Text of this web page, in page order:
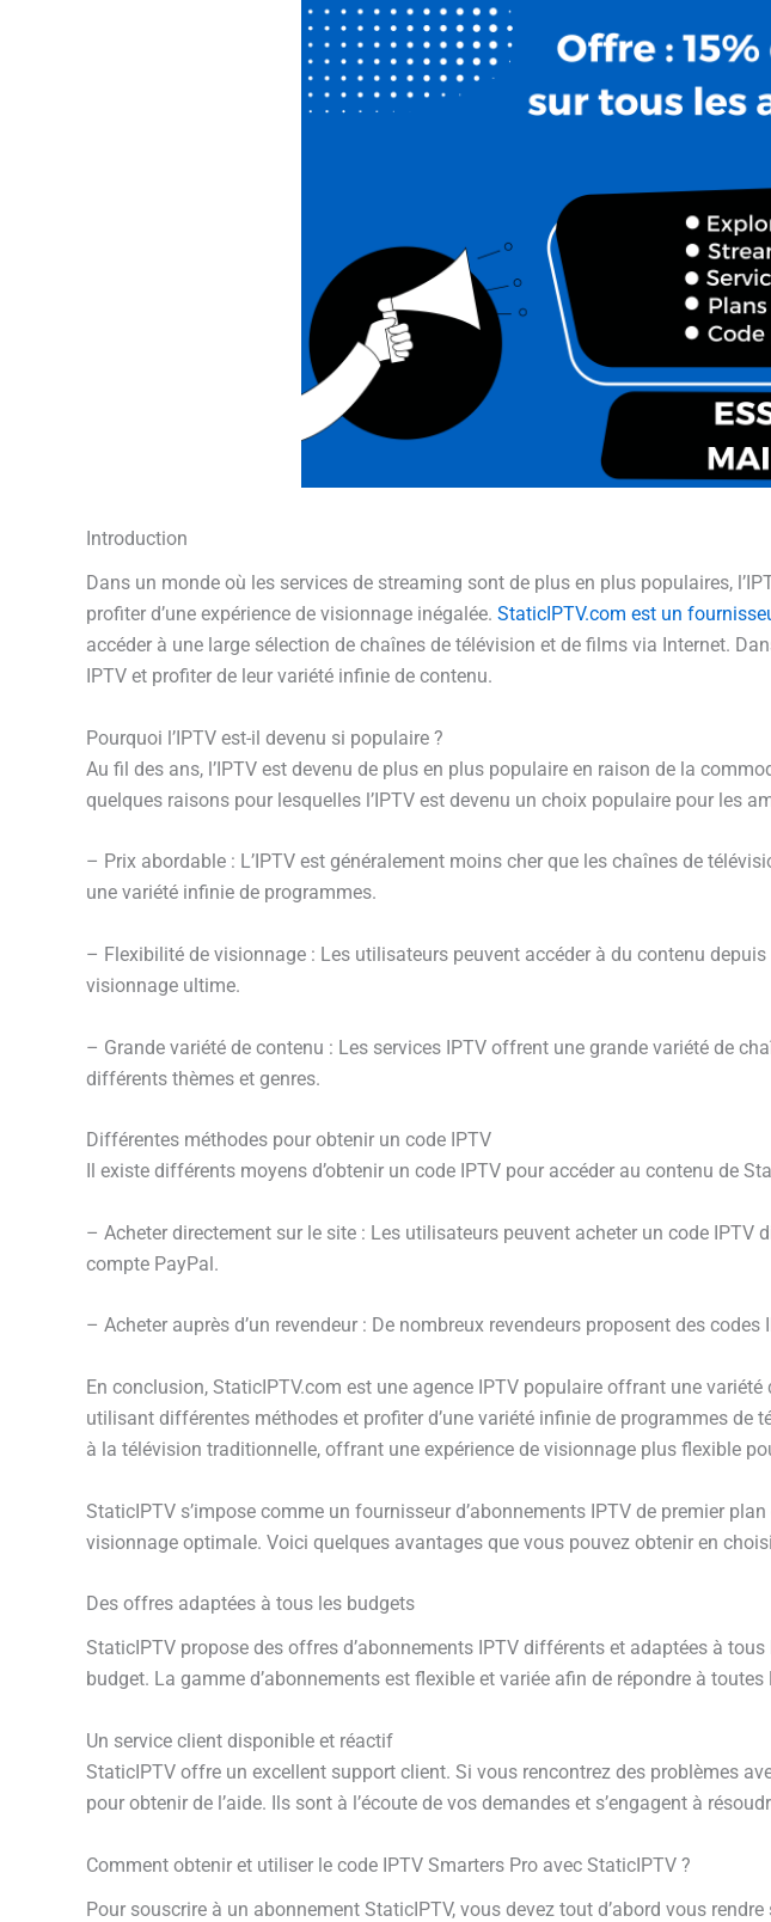
Introduction
Dans un monde où les services de streaming sont de plus en plus populaires,
profiter d’une expérience de visionnage inégalée. StaticIPTV.com est un
accéder à une large sélection de chaînes de télévision et de films via Internet.
IPTV et profiter de leur variété infinie de contenu.
Pourquoi l’IPTV est-il devenu si populaire ?
Au fil des ans, l’IPTV est devenu de plus en plus populaire en raison de la
quelques raisons pour lesquelles l’IPTV est devenu un choix populaire pour les
– Prix abordable : L’IPTV est généralement moins cher que les chaînes de
une variété infinie de programmes.
– Flexibilité de visionnage : Les utilisateurs peuvent accéder à du contenu
visionnage ultime.
– Grande variété de contenu : Les services IPTV offrent une grande variété de
différents thèmes et genres.
Différentes méthodes pour obtenir un code IPTV
Il existe différents moyens d’obtenir un code IPTV pour accéder au contenu de
– Acheter directement sur le site : Les utilisateurs peuvent acheter un code
compte PayPal.
– Acheter auprès d’un revendeur : De nombreux revendeurs proposent des
En conclusion, StaticIPTV.com est une agence IPTV populaire offrant une
utilisant différentes méthodes et profiter d’une variété infinie de programmes
à la télévision traditionnelle, offrant une expérience de visionnage plus flexible
StaticIPTV s’impose comme un fournisseur d’abonnements IPTV de premier
visionnage optimale. Voici quelques avantages que vous pouvez obtenir en
Des offres adaptées à tous les budgets
StaticIPTV propose des offres d’abonnements IPTV différents et adaptées à
budget. La gamme d’abonnements est flexible et variée afin de répondre à toutes
Un service client disponible et réactif
StaticIPTV offre un excellent support client. Si vous rencontrez des problèmes
pour obtenir de l’aide. Ils sont à l’écoute de vos demandes et s’engagent à
Comment obtenir et utiliser le code IPTV Smarters Pro avec StaticIPTV ?
Pour souscrire à un abonnement StaticIPTV, vous devez tout d’abord vous